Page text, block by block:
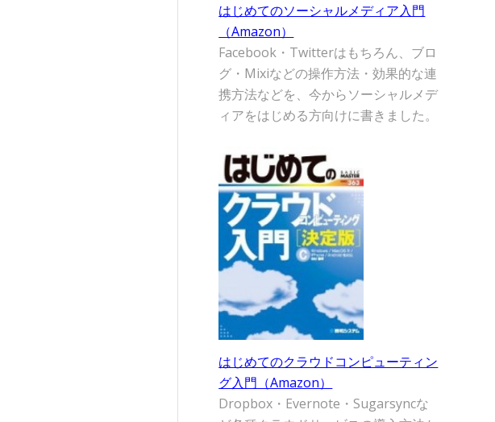
はじめてのソーシャルメディア入門
（Amazon）
Facebook・Twitterはもちろん、ブロ
グ・Mixiなどの操作方法・効果的な連
携方法などを、今からソーシャルメデ
ィアをはじめる方向けに書きました。
はじめてのクラウドコンピューティン
グ入門（Amazon）
Dropbox・Evernote・Sugarsyncな